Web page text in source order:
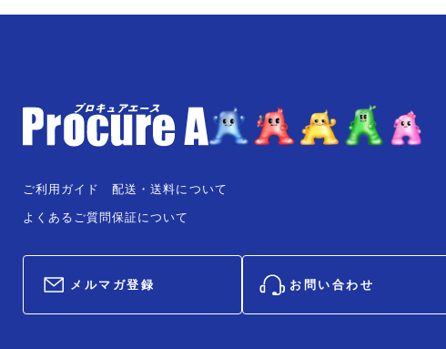
ご利用ガイド
よくあるご質問
配送・送料について
保証について
メルマガ登録 お問い合わせ